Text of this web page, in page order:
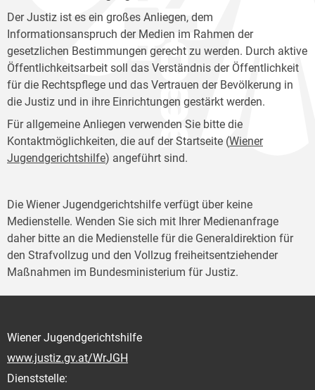
Der Justiz ist es ein großes Anliegen, dem
Informationsanspruch der Medien im Rahmen der
gesetzlichen Bestimmungen gerecht zu werden. Durch aktive
Öffentlichkeitsarbeit soll das Verständnis der Öffentlichkeit
für die Rechtspflege und das Vertrauen der Bevölkerung in
die Justiz und in ihre Einrichtungen gestärkt werden.
Für allgemeine Anliegen verwenden Sie bitte die
Kontaktmöglichkeiten, die auf der Startseite (Wiener
Jugendgerichtshilfe) angeführt sind.
Die Wiener Jugendgerichtshilfe verfügt über keine
Medienstelle. Wenden Sie sich mit Ihrer Medienanfrage
daher bitte an die Medienstelle für die Generaldirektion für
den Strafvollzug und den Vollzug freiheitsentziehender
Maßnahmen im Bundesministerium für Justiz.
Wiener Jugendgerichtshilfe
www.justiz.gv.at/WrJGH
Dienststelle: